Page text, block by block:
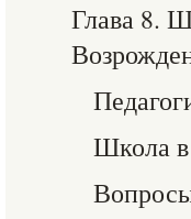
Глава 8.
Школа